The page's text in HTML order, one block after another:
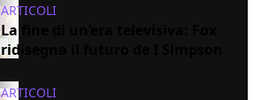
ARTICOLI
La fine di un’era televisiva: Fox
ridisegna il futuro de I Simpson
ARTICOLI